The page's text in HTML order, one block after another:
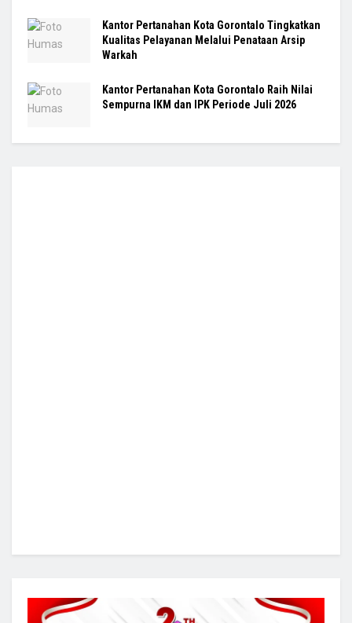
Kantor Pertanahan Kota Gorontalo Tingkatkan
Kualitas Pelayanan Melalui Penataan Arsip
Warkah
Kantor Pertanahan Kota Gorontalo Raih Nilai
Sempurna IKM dan IPK Periode Juli 2026